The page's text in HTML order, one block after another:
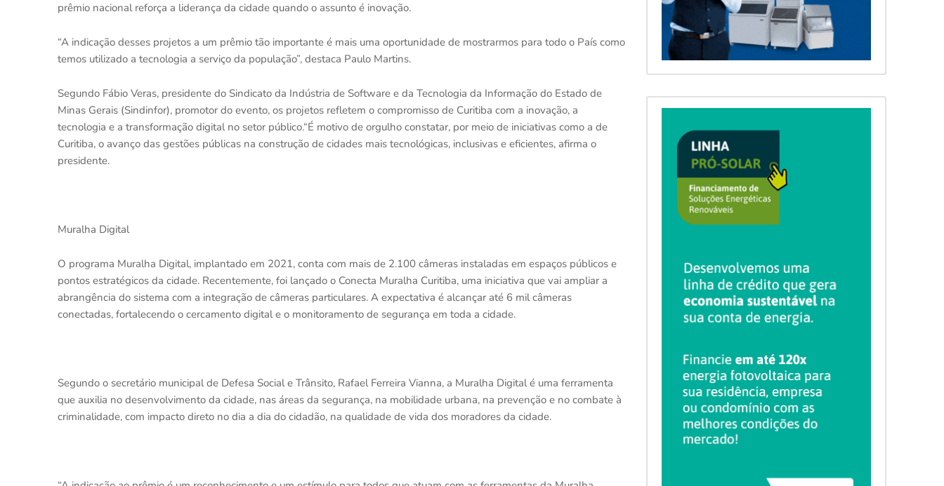
prêmio nacional reforça a liderança da cidade quando o assunto é inovação.
“A indicação desses projetos a um prêmio tão importante é mais uma oportunidade de mostrarmos para todo o País como
temos utilizado a tecnologia a serviço da população”, destaca Paulo Martins.
Segundo Fábio Veras, presidente do Sindicato da Indústria de Software e da Tecnologia da Informação do Estado de
Minas Gerais (Sindinfor), promotor do evento, os projetos refletem o compromisso de Curitiba com a inovação, a
tecnologia e a transformação digital no setor público.“É motivo de orgulho constatar, por meio de iniciativas como a de
Curitiba, o avanço das gestões públicas na construção de cidades mais tecnológicas, inclusivas e eficientes, afirma o
presidente.
Muralha Digital
O programa Muralha Digital, implantado em 2021, conta com mais de 2.100 câmeras instaladas em espaços públicos e
pontos estratégicos da cidade. Recentemente, foi lançado o Conecta Muralha Curitiba, uma iniciativa que vai ampliar a
abrangência do sistema com a integração de câmeras particulares. A expectativa é alcançar até 6 mil câmeras
conectadas, fortalecendo o cercamento digital e o monitoramento de segurança em toda a cidade.
Segundo o secretário municipal de Defesa Social e Trânsito, Rafael Ferreira Vianna, a Muralha Digital é uma ferramenta
que auxilia no desenvolvimento da cidade, nas áreas da segurança, na mobilidade urbana, na prevenção e no combate à
criminalidade, com impacto direto no dia a dia do cidadão, na qualidade de vida dos moradores da cidade.